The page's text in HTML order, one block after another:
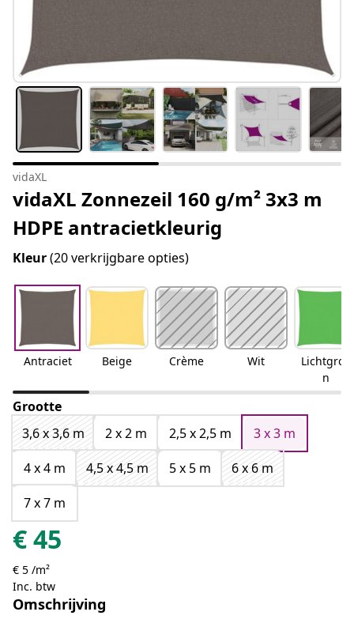
vidaXL
vidaXL Zonnezeil 160 g/m² 3x3 m
HDPE antracietkleurig
Kleur(20 verkrijgbare opties)
Antraciet Beige Crème Wit
Lichtgroe
n
Grootte
3,6 x 3,6 m
2 x 2 m 2,5 x 2,5 m
3 x 3 m
4 x 4 m
4,5 x 4,5 m 5 x 5 m
6 x 6 m
7 x 7 m
€45
€ 5 /m²
Inc. btw
Omschrijving